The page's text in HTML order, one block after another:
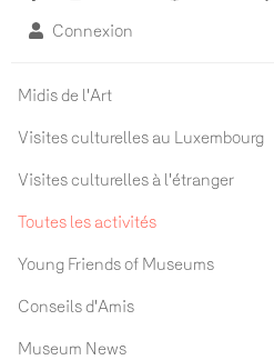
Connexion
Actualités ADM
Midis de l'Art
Visites culturelles au Luxembourg
Visites culturelles à l'étranger
Toutes les activités
Young Friends of Museums
Conseils d'Amis
Museum News